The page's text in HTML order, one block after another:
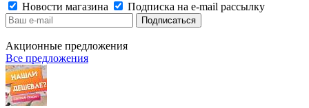
Новости магазина
Подписка на e-mail рассылку
Акционные предложения
Все предложения